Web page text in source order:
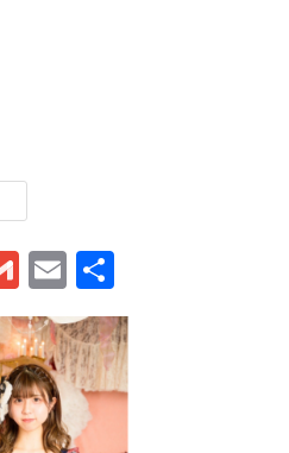
GmailEmail
有